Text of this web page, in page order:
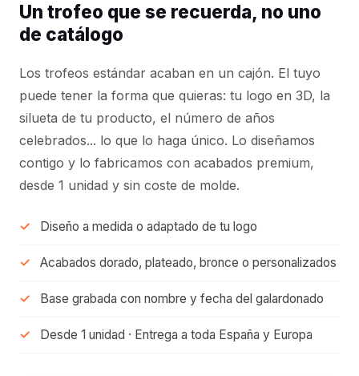
Un trofeo que se recuerda, no uno
de catálogo
Los trofeos estándar acaban en un cajón. El tuyo
puede tener la forma que quieras: tu logo en 3D, la
silueta de tu producto, el número de años
celebrados... lo que lo haga único. Lo diseñamos
contigo y lo fabricamos con acabados premium,
desde 1 unidad y sin coste de molde.
Diseño a medida o adaptado de tu logo
Acabados dorado, plateado, bronce o personalizados
Base grabada con nombre y fecha del galardonado
Desde 1 unidad · Entrega a toda España y Europa